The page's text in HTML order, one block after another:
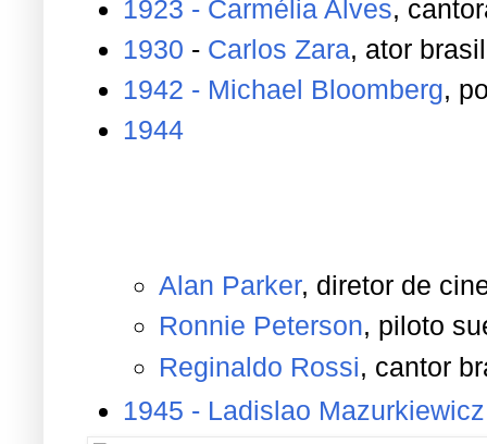
Alan Parker
- Adriana Behar
prata nas Olimpíadas de